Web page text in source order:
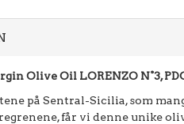
Olive Oil LORENZO N°3,
på Sentral-Sicilia, som
får vi denne unike